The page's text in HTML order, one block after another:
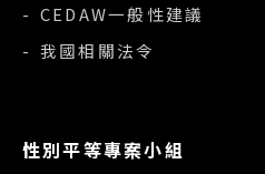
- CEDAW一般性建議
- 我國相關法令
性別平等專案小組